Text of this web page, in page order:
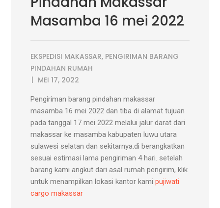
Masamba 16 mei 2022
EKSPEDISI MAKASSAR, PENGIRIMAN BARANG
PINDAHAN RUMAH
MEI 17, 2022
Pengiriman barang pindahan makassar
masamba 16 mei 2022 dan tiba di alamat tujuan
pada tanggal 17 mei 2022 melalui jalur darat dari
makassar ke masamba kabupaten luwu utara
sulawesi selatan dan sekitarnya.di berangkatkan
sesuai estimasi lama pengiriman 4 hari. setelah
barang kami angkut dari asal rumah pengirim, klik
untuk menampilkan lokasi kantor kamipujiwati
cargo makassar